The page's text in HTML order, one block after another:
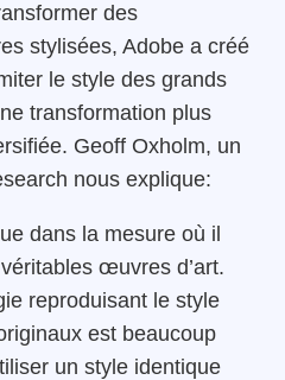
des
stylisées, Adobe a créé
le style des grands
transformation plus
Geoff Oxholm, un
nous explique:
dans la mesure où il
œuvres d’art.
reproduisant le style
est beaucoup
un style identique